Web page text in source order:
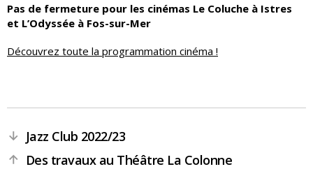
Pas de fermeture pour les cinémas Le Coluche à Istres
et L’Odyssée à Fos-sur-Mer
Découvrez toute la programmation cinéma !
← Jazz Club 2022/23
→ Des travaux au Théâtre La Colonne